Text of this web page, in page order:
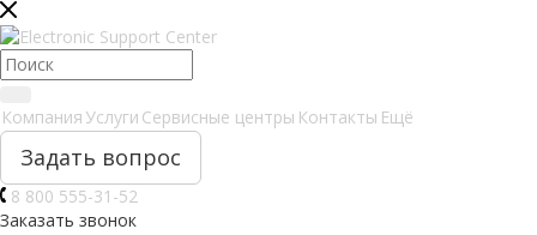
Компания Услуги Сервисные центры Контакты Ещё
Задать вопрос
8 800 555-31-52
Заказать звонок